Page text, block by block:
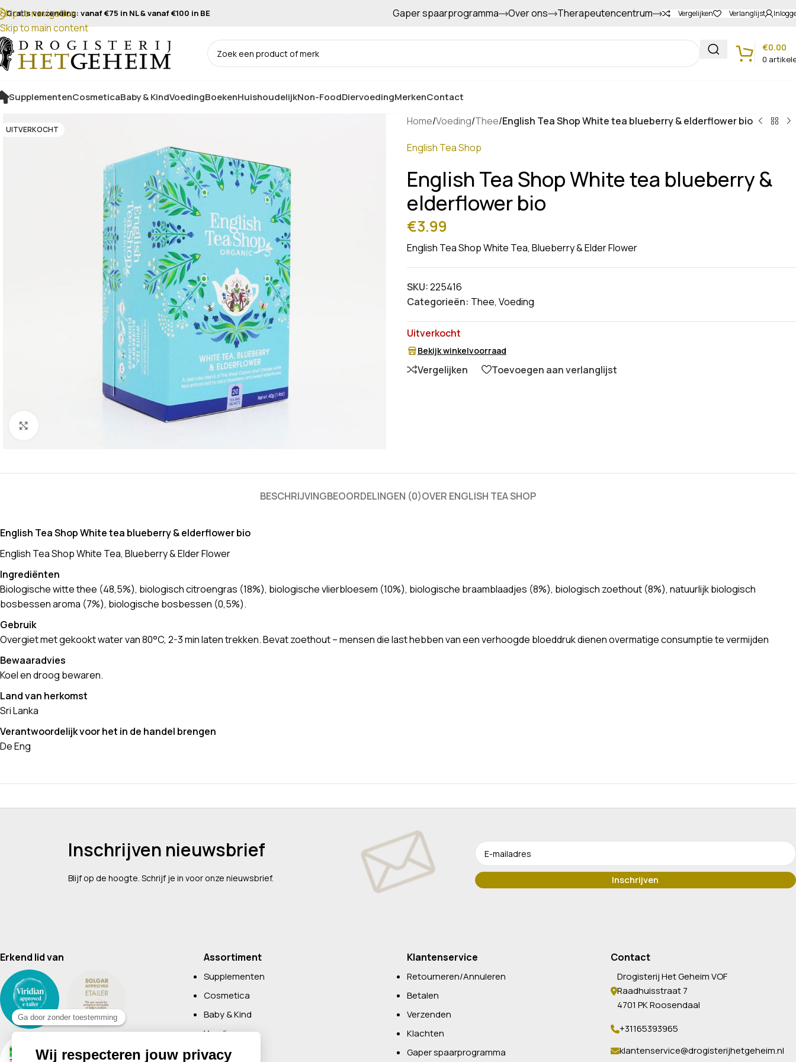
Skip to navigation
Skip to main content
Gratis verzending: vanaf €75 in NL & vanaf €100 in BE Gratis afhalen in de winkel Gapers sparen voor extra korting
Gaper spaarprogramma Over ons Therapeutencentrum Vergelijken Verlanglijst
0
€0.00
SupplementenCosmeticaBaby & KindVoedingBoekenHuishoudelijkNon-FoodDiervoedingMerkenContact
UITVERKOCHT
Home/Voeding/Thee/English Tea Shop White tea blueberry & elderflower bio
English Tea Shop
English Tea Shop White tea blueberry &
elderflower bio
€3.99
English Tea Shop White Tea, Blueberry & Elder Flower
SKU:225416
Categorieën: Thee, Voeding
Uitverkocht
Bekijk winkelvoorraad
Vergelijken Toevoegen aan verlanglijst
BESCHRIJVINGBEOORDELINGEN (0)OVER ENGLISH TEA SHOP
English Tea Shop White tea blueberry & elderflower bio
English Tea Shop White Tea, Blueberry & Elder Flower
Ingrediënten
Biologische witte thee (48,5%), biologisch citroengras (18%), biologische vlierbloesem (10%), biologische braamblaadjes (8%), biologisch zoethout (8%), natuurlijk biologisch
bosbessen aroma (7%), biologische bosbessen (0,5%).
Gebruik
Overgiet met gekookt water van 80°C, 2-3 min laten trekken. Bevat zoethout – mensen die last hebben van een verhoogde bloeddruk dienen overmatige consumptie te vermijden
Bewaaradvies
Koel en droog bewaren.
Land van herkomst
Sri Lanka
Verantwoordelijk voor het in de handel brengen
De Eng
Inschrijven nieuwsbrief
Blijf op de hoogte. Schrijf je in voor onze nieuwsbrief.
Erkend lid van Assortiment
Supplementen
Cosmetica
Baby & Kind
Voeding
Boeken
Klantenservice
Retourneren/Annuleren
Betalen
Verzenden
Klachten
Gaper spaarprogramma
Contact
Drogisterij Het Geheim VOF
Raadhuisstraat 7
4701 PK Roosendaal
+31165393965
klantenservice@drogisterijhetgeheim.nl